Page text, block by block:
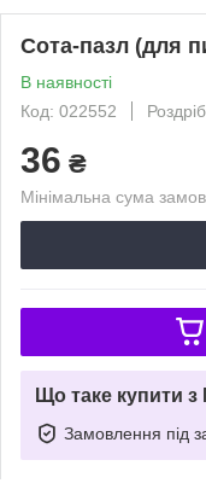
Сота-пазл (для
В наявності
Код: 022552
Роздріб
36 ₴
Мінімальна сума
Що таке купити
Замовлення під